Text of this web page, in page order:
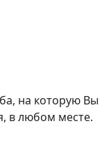
на которую Вы
в любом месте.